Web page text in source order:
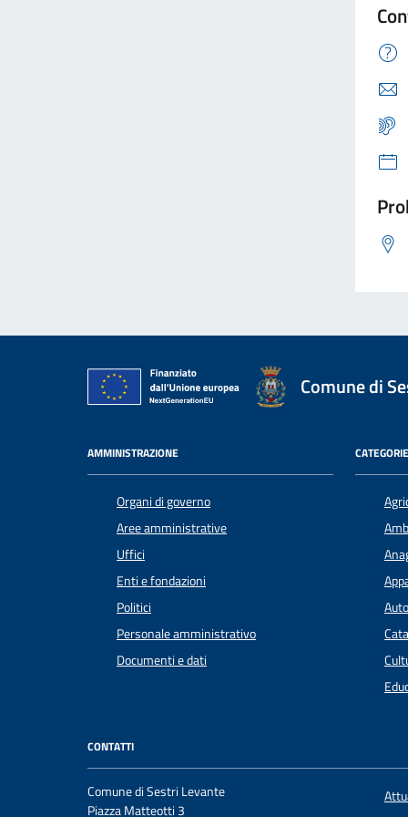
Comune di
AMMINISTRAZIONE
Organi di governo
Aree amministrative
Uffici
Enti e fondazioni
Politici
Personale amministrativo
Documenti e dati
CONTATTI
Comune di Sestri Levante
Piazza Matteotti 3